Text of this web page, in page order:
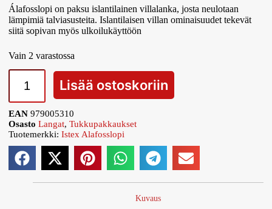
Álafosslopi on paksu islantilainen villalanka, josta neulotaan
lämpimiä talviasusteita. Islantilaisen villan ominaisuudet tekevät
siitä sopivan myös ulkoilukäyttöön
Vain 2 varastossa
Lisää ostoskoriin
EAN979005310
Osasto Langat,Tukkupakkaukset
Tuotemerkki:Istex Alafosslopi
Kuvaus